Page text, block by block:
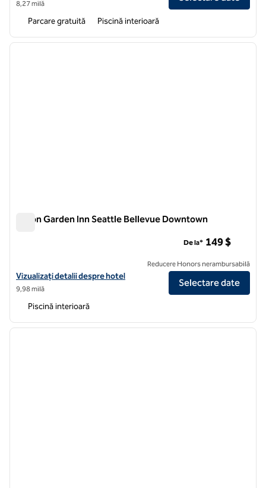
8,27 milă
Parcare gratuită Piscină interioară
1 din 12
Hilton Garden Inn Seattle Bellevue Downtown
Vizualizați detaliile hotelului Hilton Garden Inn Seattle Bellevue
Vizualizați detalii despre hotel
9,98 milă
De la* 149 $
Reducere Honors nerambursabilă
Selectare date
Piscină interioară
1 din 12